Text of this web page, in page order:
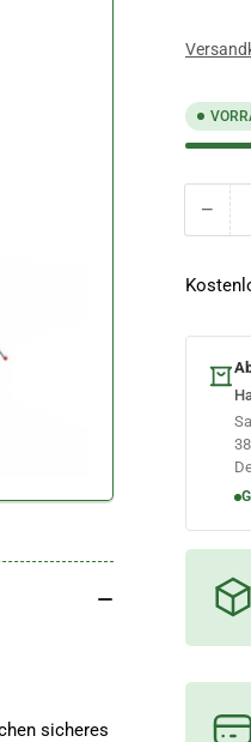
−
7,2
Anzahl
sicheres